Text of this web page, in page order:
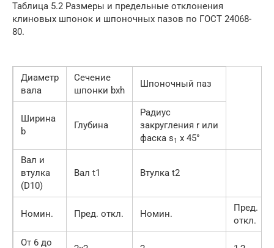
Таблица 5.2 Размеры и предельные отклонения
клиновых шпонок и шпоночных пазов по ГОСТ 24068-
80.
Диаметр
вала
Сечение
шпонки bхh
Шпоночный паз
Ширина
b
Глубина
Радиус
закругления r или
фаска s1 x 45°
Вал и
втулка
(D10)
Вал t1 Втулка t2
Номин. Пред. откл. Номин.
Пред.
откл.
От 6 до